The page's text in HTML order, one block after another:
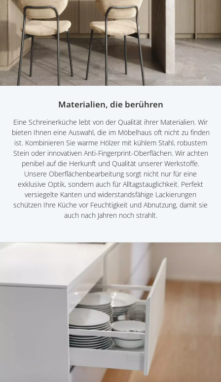
Materialien, die berühren
Eine Schreinerküche lebt von der Qualität ihrer Materialien. Wir
bieten Ihnen eine Auswahl, die im Möbelhaus oft nicht zu finden
ist. Kombinieren Sie warme Hölzer mit kühlem Stahl, robustem
Stein oder innovativen Anti-Fingerprint-Oberflächen. Wir achten
penibel auf die Herkunft und Qualität unserer Werkstoffe.
Unsere Oberflächenbearbeitung sorgt nicht nur für eine
exklusive Optik, sondern auch für Alltagstauglichkeit. Perfekt
versiegelte Kanten und widerstandsfähige Lackierungen
schützen Ihre Küche vor Feuchtigkeit und Abnutzung, damit sie
auch nach Jahren noch strahlt.